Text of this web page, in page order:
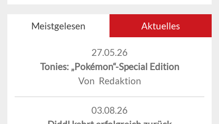
Meistgelesen Aktuelles
27.05.26
Tonies: „Pokémon“-Special Edition
Von Redaktion
03.08.26